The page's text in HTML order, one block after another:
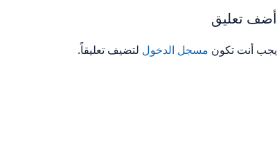
أضف تعليق
يجب أنت تكون مسجل الدخول لتضيف تعليقاً.